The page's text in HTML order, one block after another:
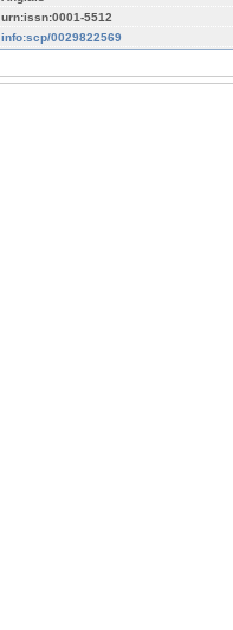
urn:issn:0001-5512
info:scp/0029822569